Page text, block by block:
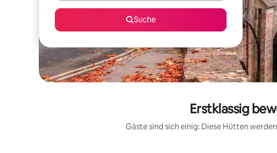
Suche
Erstklassig
Gäste sind sich einig: Diese Hütten